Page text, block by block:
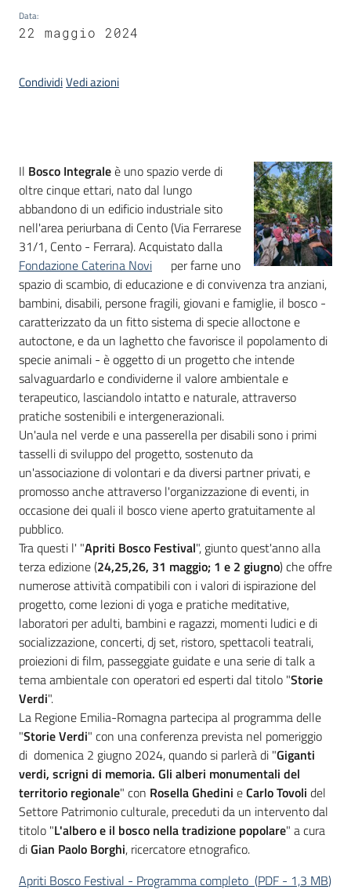
Mediateca
Seguici
su
Data:
22 maggio 2024
CondividiVedi azioni
Introduzione
Il Bosco Integraleè uno spazio verde di
oltre cinque ettari, nato dal lungo
abbandono di un edificio industriale sito
nell'area periurbana di Cento (Via Ferrarese
31/1, Cento - Ferrara). Acquistato dalla
Fondazione Caterina Novi
per farne uno
spazio di scambio, di educazione e di convivenza tra anziani,
bambini, disabili, persone fragili, giovani e famiglie, il bosco -
caratterizzato da un fitto sistema di specie alloctone e
autoctone, e da un laghetto che favorisce il popolamento di
specie animali - è oggetto di un progetto che intende
salvaguardarlo e condividerne il valore ambientale e
terapeutico, lasciandolo intatto e naturale, attraverso
pratiche sostenibili e intergenerazionali.
Un'aula nel verde e una passerella per disabili sono i primi
tasselli di sviluppo del progetto, sostenuto da
un'associazione di volontari e da diversi partner privati, e
promosso anche attraverso l'organizzazione di eventi, in
occasione dei quali il bosco viene aperto gratuitamente al
pubblico.
Tra questi l' "Apriti Bosco Festival", giunto quest'anno alla
terza edizione (24,25,26, 31 maggio; 1 e 2 giugno) che offre
numerose attività compatibili con i valori di ispirazione del
progetto, come lezioni di yoga e pratiche meditative,
laboratori per adulti, bambini e ragazzi, momenti ludici e di
socializzazione, concerti, dj set, ristoro, spettacoli teatrali,
proiezioni di film, passeggiate guidate e una serie di talk a
tema ambientale con operatori ed esperti dal titolo "Storie
Verdi".
La Regione Emilia-Romagna partecipa al programma delle
"Storie Verdi" con una conferenza prevista nel pomeriggio
di domenica 2 giugno 2024, quando si parlerà di "Giganti
verdi, scrigni di memoria. Gli alberi monumentali del
territorio regionale" con Rosella Ghedini eCarlo Tovoli del
Settore Patrimonio culturale, preceduti da un intervento dal
titolo "L'albero e il bosco nella tradizione popolare" a cura
diGian Paolo Borghi, ricercatore etnografico.
Apriti Bosco Festival - Programma completo (PDF - 1,3 MB)